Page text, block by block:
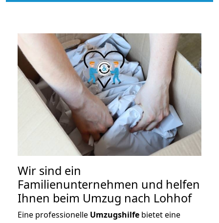
Wir sind ein
Familienunternehmen und helfen
Ihnen beim Umzug nach Lohhof
Eine professionelle Umzugshilfe bietet eine